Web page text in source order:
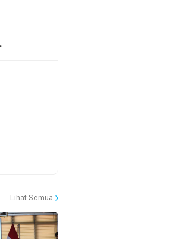
Lihat Semua